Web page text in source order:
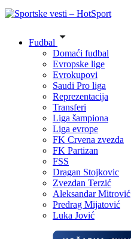
Fudbal
Domaći fudbal
Evropske lige
Evrokupovi
Saudi Pro liga
Reprezentacija
Transferi
Liga šampiona
Liga evrope
FK Crvena zvezda
FK Partizan
FSS
Dragan Stojkovic
Zvezdan Terzić
Aleksandar Mitrović
Predrag Mijatović
Luka Jović